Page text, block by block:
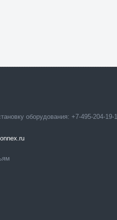
оборудования: +7-495-204-19-